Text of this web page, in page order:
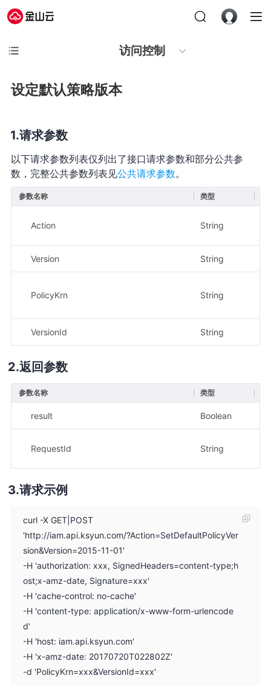
访问控制
设定默认策略版本
请求参数
以下请求参数列表仅列出了接口请求参数和部分公共参
数，完整公共参数列表见公共请求参数。
参数名称 类型
Action String
Version String
PolicyKrn String
VersionId String
返回参数
参数名称 类型
result Boolean
RequestId String
请求示例
curl -X GET|POST
'http://iam.api.ksyun.com/?Action=SetDefaultPolicyVer
sion&Version=2015-11-01'
-H 'authorization: xxx, SignedHeaders=content-type;h
ost;x-amz-date, Signature=xxx'
-H 'cache-control: no-cache'
-H 'content-type: application/x-www-form-urlencode
d'
-H 'host: iam.api.ksyun.com'
-H 'x-amz-date: 20170720T022802Z'
-d 'PolicyKrn=xxx&VersionId=xxx'